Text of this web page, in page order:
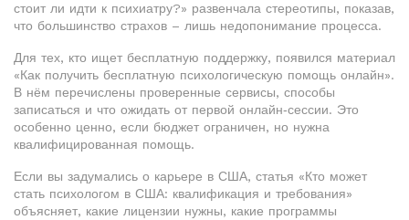
стоит ли идти к психиатру?» развенчала стереотипы, показав,
что большинство страхов – лишь недопонимание процесса.
Для тех, кто ищет бесплатную поддержку, появился материал
«Как получить бесплатную психологическую помощь онлайн».
В нём перечислены проверенные сервисы, способы
записаться и что ожидать от первой онлайн‑сессии. Это
особенно ценно, если бюджет ограничен, но нужна
квалифицированная помощь.
Если вы задумались о карьере в США, статья «Кто может
стать психологом в США: квалификация и требования»
объясняет, какие лицензии нужны, какие программы